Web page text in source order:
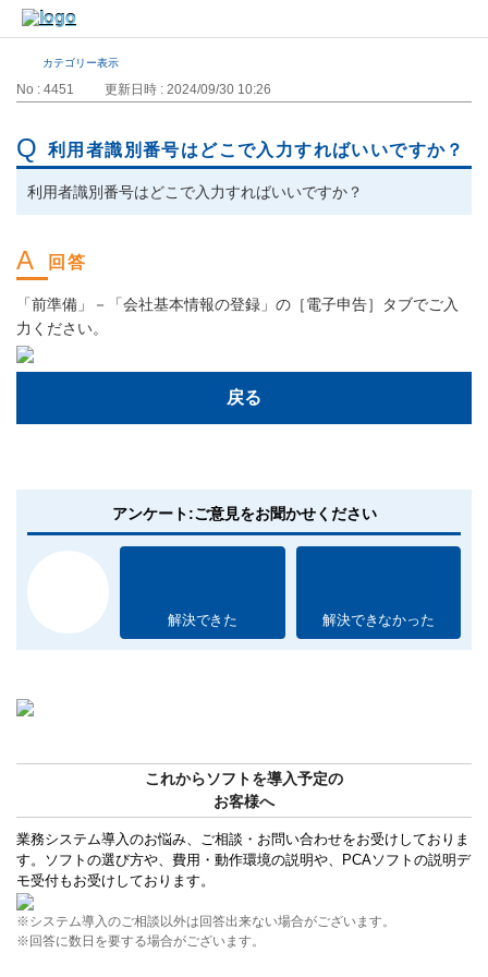
カテゴリー表示
No : 4451 更新日時 : 2024/09/30 10:26
利用者識別番号はどこで入力すればいいですか？
利用者識別番号はどこで入力すればいいですか？
「前準備」－「会社基本情報の登録」の［電子申告］タブでご入
力ください。
戻る
アンケート:ご意見をお聞かせください
解決できた 解決できなかった
これからソフトを導入予定の
お客様へ
業務システム導入のお悩み、ご相談・お問い合わせをお受けしておりま
す。ソフトの選び方や、費用・動作環境の説明や、PCAソフトの説明デ
モ受付もお受けしております。
※システム導入のご相談以外は回答出来ない場合がございます。
※回答に数日を要する場合がございます。